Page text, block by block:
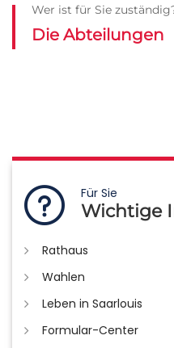
Wer ist für Sie
Die Abteilungen
Für Sie
Wichtige
Rathaus
Wahlen
Leben in Saarlouis
Formular-Center